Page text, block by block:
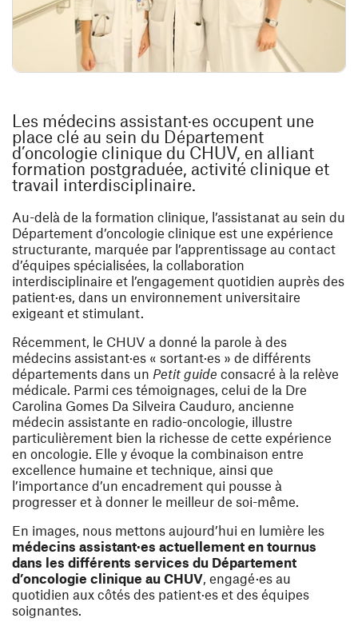
Les médecins assistant·es occupent une
place clé au sein du Département
d’oncologie clinique du CHUV, en alliant
formation postgraduée, activité clinique et
travail interdisciplinaire.
Au-delà de la formation clinique, l’assistanat au sein du
Département d’oncologie clinique est une expérience
structurante, marquée par l’apprentissage au contact
d’équipes spécialisées, la collaboration
interdisciplinaire et l’engagement quotidien auprès des
patient·es, dans un environnement universitaire
exigeant et stimulant.
Récemment, le CHUV a donné la parole à des
médecins assistant·es « sortant·es » de différents
départements dans un Petit guide consacré à la relève
médicale. Parmi ces témoignages, celui de la Dre
Carolina Gomes Da Silveira Cauduro, ancienne
médecin assistante en radio-oncologie, illustre
particulièrement bien la richesse de cette expérience
en oncologie. Elle y évoque la combinaison entre
excellence humaine et technique, ainsi que
l’importance d’un encadrement qui pousse à
progresser et à donner le meilleur de soi-même.
En images, nous mettons aujourd’hui en lumière les
médecins assistant·es actuellement en tournus
dans les différents services du Département
d’oncologie clinique au CHUV, engagé·es au
quotidien aux côtés des patient·es et des équipes
soignantes.